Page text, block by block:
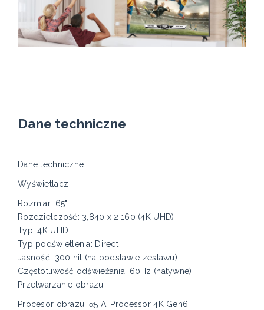
Dane techniczne
Dane techniczne
Wyświetlacz
Rozmiar: 65"
Rozdzielczość: 3,840 x 2,160 (4K UHD)
Typ: 4K UHD
Typ podświetlenia: Direct
Jasność: 300 nit (na podstawie zestawu)
Częstotliwość odświeżania: 60Hz (natywne)
Przetwarzanie obrazu
Procesor obrazu: α5 AI Processor 4K Gen6